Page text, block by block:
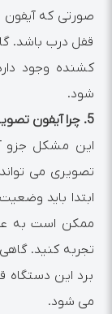
صورتی که
قفل درب باشد.
کشنده وجود
شود.
5. چرا آیفون
این مشکل جزو
تصویری می
ابتدا باید
ممکن است به
تجربه کنید.
برد این دستگاه
می شود.